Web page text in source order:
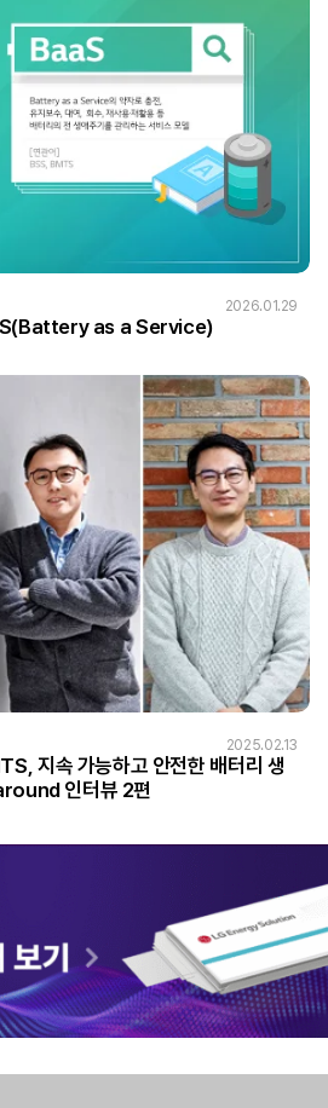
2026.01.29
as a Service)
2025.02.13
지속 가능하고 안전한 배터리 생
인터뷰 2편